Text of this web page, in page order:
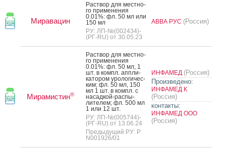
Миравацин
Рас­твор для мес­тно­
го при­мене­ния
0.01%: фл. 50 мл или
150 мл
РУ: ЛП-№(002434)-
(РГ-RU) от 30.05.23
АВВА РУС (Россия)
Мирамистин®
Рас­твор для мес­тно­
го при­мене­ния
0.01%: фл. 50 мл, 1
шт. в компл. ап­пли­
като­ром уро­логи­чес­
ким; фл. 50 мл, 150
мл 1 шт. в компл. с
на­сад­кой-рас­пы­
лите­лем; фл. 500 мл
1 или 12 шт.
РУ: ЛП-№(005744)-
(РГ-RU) от 13.06.24
Предыдущий РУ: Р
N001926/01
ИНФАМЕД (Россия)
Произведено:
ИНФАМЕД К
(Россия)
контакты:
ИНФАМЕД ООО
(Россия)